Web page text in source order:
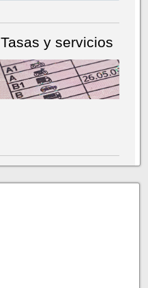
Tasas y servicios